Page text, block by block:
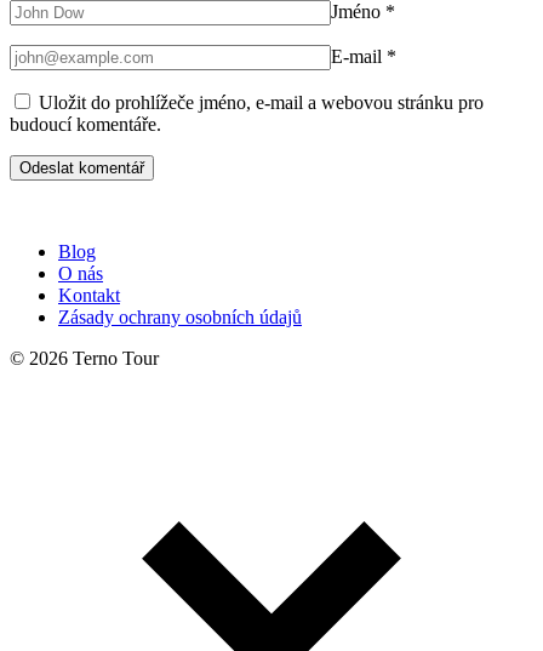
Jméno *
E-mail *
Uložit do prohlížeče jméno, e-mail a webovou stránku pro
budoucí komentáře.
Blog
O nás
Kontakt
Zásady ochrany osobních údajů
© 2026 Terno Tour